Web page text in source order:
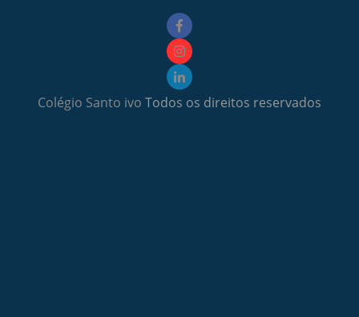
Colégio Santo ivo Todos os direitos reservados